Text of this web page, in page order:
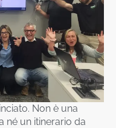
Non è una
né un itinerario da